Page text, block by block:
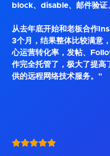
block、disable、邮件验证
从去年底开始和老板合作
3个月，结果整体比较满意
心运营转化率，发帖、
作完全托管了，极大了提高
供的远程网络技术服务。"